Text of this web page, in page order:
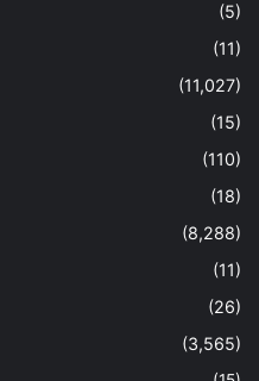
(5)
(11)
(11,027)
(15)
(110)
(18)
(8,288)
(11)
(26)
(3,565)